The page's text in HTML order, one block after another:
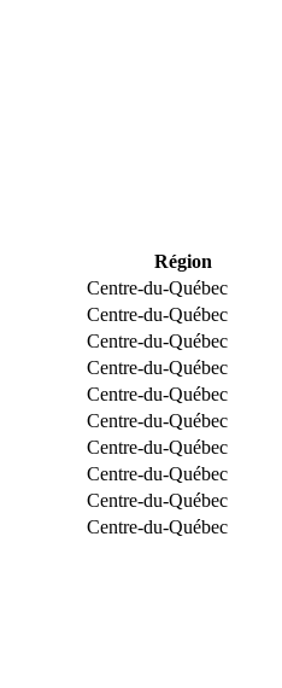
Région
Centre-du-Québec
Centre-du-Québec
Centre-du-Québec
Centre-du-Québec
Centre-du-Québec
Centre-du-Québec
Centre-du-Québec
Centre-du-Québec
Centre-du-Québec
Centre-du-Québec